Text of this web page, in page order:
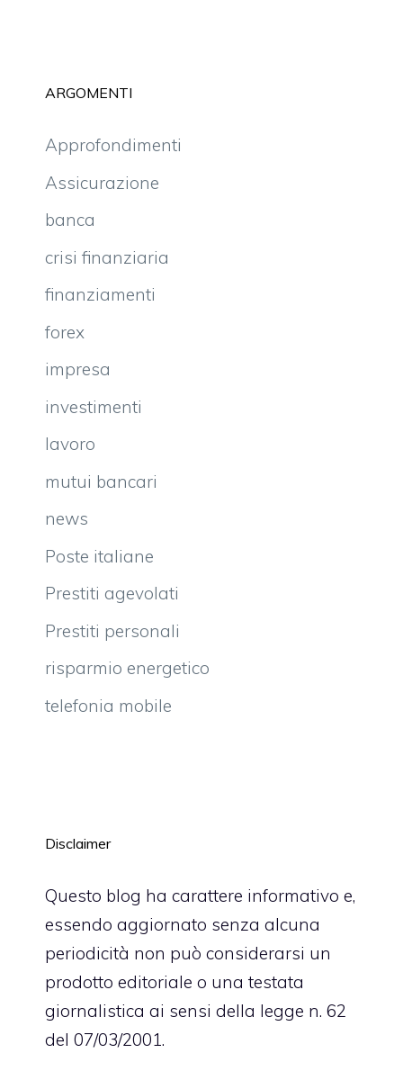
ARGOMENTI
Approfondimenti
Assicurazione
banca
crisi finanziaria
finanziamenti
forex
impresa
investimenti
lavoro
mutui bancari
news
Poste italiane
Prestiti agevolati
Prestiti personali
risparmio energetico
telefonia mobile
Disclaimer
Questo blog ha carattere informativo e,
essendo aggiornato senza alcuna
periodicità non può considerarsi un
prodotto editoriale o una testata
giornalistica ai sensi della legge n. 62
del 07/03/2001.